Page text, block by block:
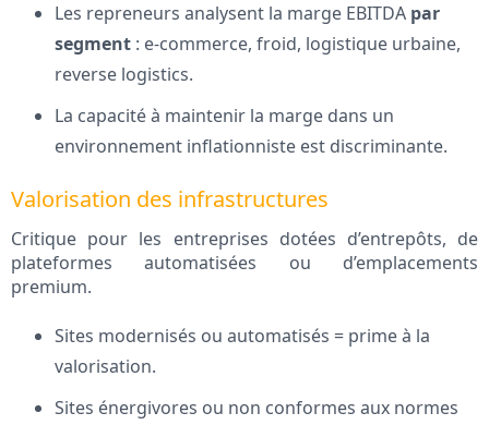
Les repreneurs analysent la marge EBITDA par
segment : e‑commerce, froid, logistique urbaine,
reverse logistics.
La capacité à maintenir la marge dans un
environnement inflationniste est discriminante.
Valorisation des infrastructures
Critique pour les entreprises dotées d’entrepôts, de
plateformes automatisées ou d’emplacements
premium.
Sites modernisés ou automatisés = prime à la
valorisation.
Sites énergivores ou non conformes aux normes